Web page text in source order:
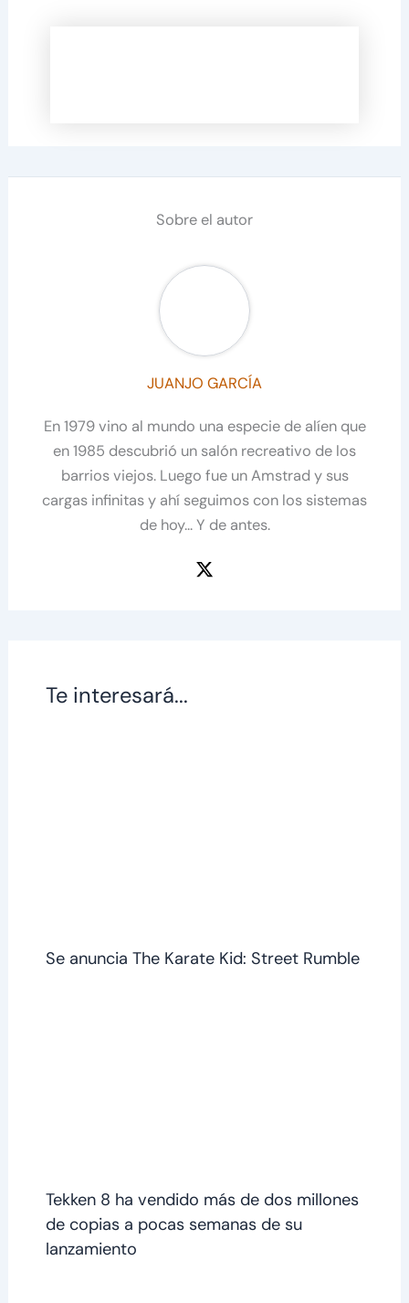
Sobre el autor
JUANJO GARCÍA
En 1979 vino al mundo una especie de alíen que
en 1985 descubrió un salón recreativo de los
barrios viejos. Luego fue un Amstrad y sus
cargas infinitas y ahí seguimos con los sistemas
de hoy... Y de antes.
Te interesará...
Se anuncia The Karate Kid: Street Rumble
Tekken 8 ha vendido más de dos millones
de copias a pocas semanas de su
lanzamiento